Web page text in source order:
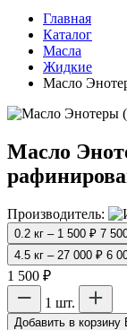
Главная
Каталог
Масла
Жидкие
Масло
Масло
Производитель:
0.2 кг – 1 500 ₽ 7
4.5 кг – 27 000 ₽ 6
1 500 ₽
1 шт.
Добавить в корзину